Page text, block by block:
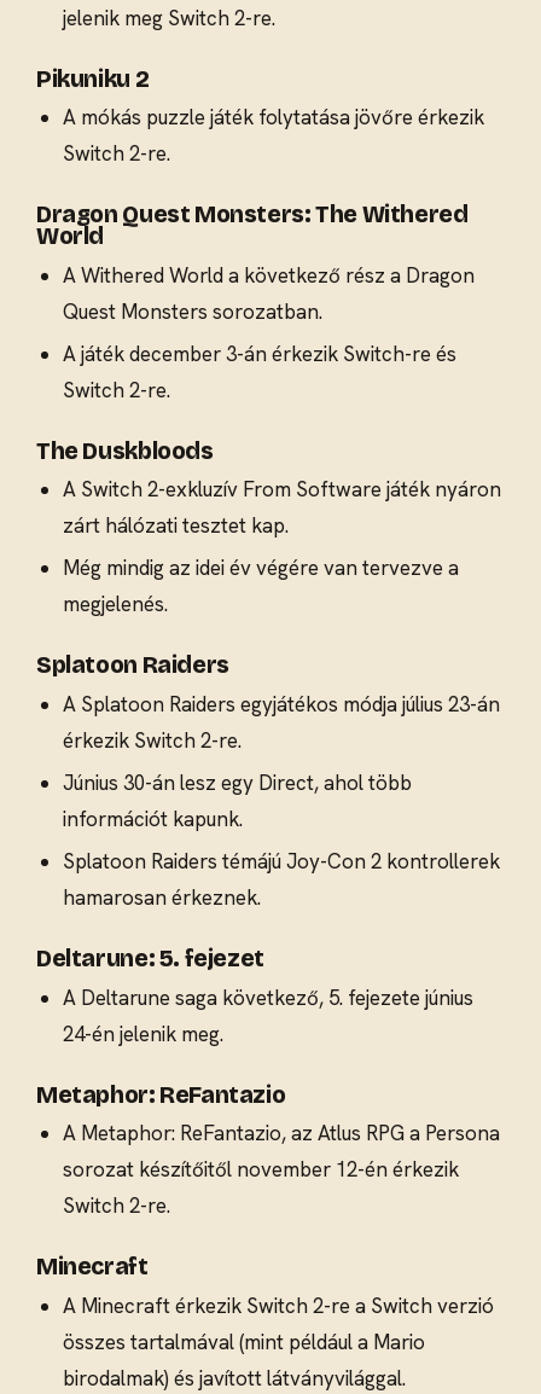
jelenik meg Switch 2-re.
Pikuniku 2
A mókás puzzle játék folytatása jövőre érkezik
Switch 2-re.
Dragon Quest Monsters: The Withered
World
A Withered World a következő rész a Dragon
Quest Monsters sorozatban.
A játék december 3-án érkezik Switch-re és
Switch 2-re.
The Duskbloods
A Switch 2-exkluzív From Software játék nyáron
zárt hálózati tesztet kap.
Még mindig az idei év végére van tervezve a
megjelenés.
Splatoon Raiders
A Splatoon Raiders egyjátékos módja július 23-án
érkezik Switch 2-re.
Június 30-án lesz egy Direct, ahol több
információt kapunk.
Splatoon Raiders témájú Joy-Con 2 kontrollerek
hamarosan érkeznek.
Deltarune: 5. fejezet
A Deltarune saga következő, 5. fejezete június
24-én jelenik meg.
Metaphor: ReFantazio
A Metaphor: ReFantazio, az Atlus RPG a Persona
sorozat készítőitől november 12-én érkezik
Switch 2-re.
Minecraft
A Minecraft érkezik Switch 2-re a Switch verzió
összes tartalmával (mint például a Mario
birodalmak) és javított látványvilággal.